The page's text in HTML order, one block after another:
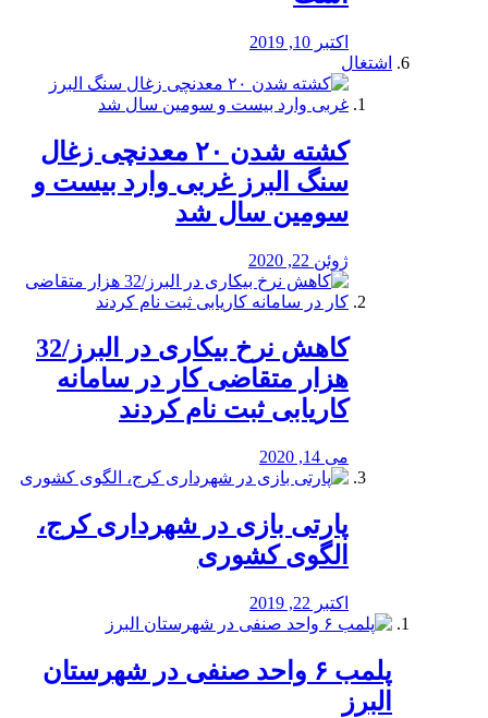
اکتبر 10, 2019
اشتغال
کشته شدن ۲۰ معدنچی زغال
سنگ البرز غربی وارد بیست و
سومین سال شد
ژوئن 22, 2020
کاهش نرخ بیکاری در البرز/32
هزار متقاضی کار در سامانه
کاریابی ثبت نام کردند
می 14, 2020
پارتی بازی در شهرداری کرج،
الگوی کشوری
اکتبر 22, 2019
پلمب ۶ واحد صنفی در شهرستان
البرز